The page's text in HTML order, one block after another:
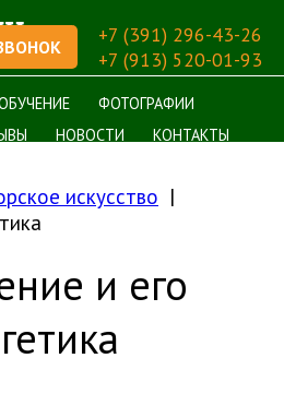
+7 (391) 296-43-26
+7 (913) 520-01-93
ФОТОГРАФИИ
НОВОСТИ КОНТАКТЫ
искусство
и его